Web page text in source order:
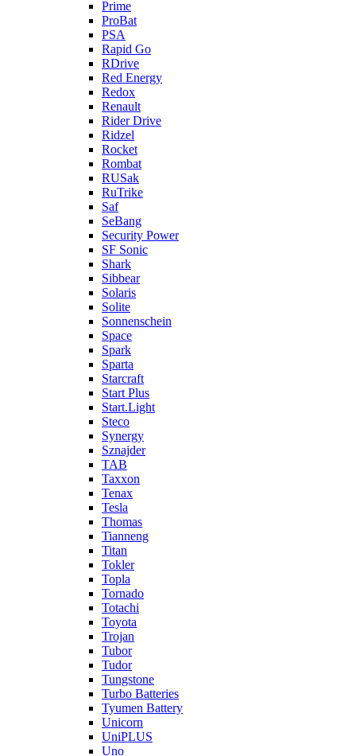
Prime
ProBat
PSA
Rapid Go
RDrive
Red Energy
Redox
Renault
Rider Drive
Ridzel
Rocket
Rombat
RUSak
RuTrike
Saf
SeBang
Security Power
SF Sonic
Shark
Sibbear
Solaris
Solite
Sonnenschein
Space
Spark
Sparta
Starcraft
Start Plus
Start.Light
Steco
Synergy
Sznajder
TAB
Taxxon
Tenax
Tesla
Thomas
Tianneng
Titan
Tokler
Topla
Tornado
Totachi
Toyota
Trojan
Tubor
Tudor
Tungstone
Turbo Batteries
Tyumen Battery
Unicorn
UniPLUS
Uno